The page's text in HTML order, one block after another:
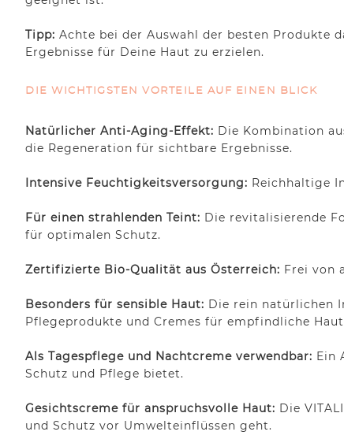
Tipp: Achte bei der Auswahl der besten Produkte
Ergebnisse für Deine Haut zu erzielen.
DIE WICHTIGSTEN VORTEILE AUF EINEN BLICK
Natürlicher Anti-Aging-Effekt: Die Kombination
die Regeneration für sichtbare Ergebnisse.
Intensive Feuchtigkeitsversorgung: Reichhaltige
Für einen strahlenden Teint: Die revitalisierende
für optimalen Schutz.
Zertifizierte Bio-Qualität aus Österreich: Frei von
Besonders für sensible Haut: Die rein natürlichen
Pflegeprodukte und Cremes für empfindliche
Als Tagespflege und Nachtcreme verwendbar: Ein
Schutz und Pflege bietet.
Gesichtscreme für anspruchsvolle Haut: Die
und Schutz vor Umwelteinflüssen geht.